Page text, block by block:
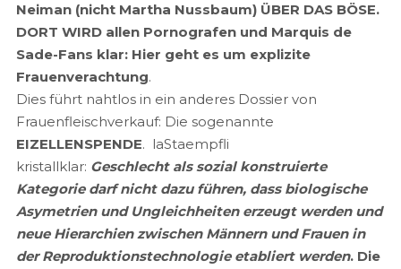
Neiman (nicht Martha Nussbaum) ÜBER DAS BÖSE.
DORT WIRD allen Pornografen und Marquis de
Sade-Fans klar: Hier geht es um explizite
Frauenverachtung.
Dies führt nahtlos in ein anderes Dossier von
Frauenfleischverkauf: Die sogenannte
EIZELLENSPENDE. laStaempfli
kristallklar: Geschlecht als sozial konstruierte
Kategorie darf nicht dazu führen, dass biologische
Asymetrien und Ungleichheiten erzeugt werden und
neue Hierarchien zwischen Männern und Frauen in
der Reproduktionstechnologie etabliert werden. Die